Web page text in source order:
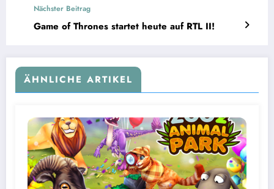
Nächster Beitrag
Game of Thrones startet heute auf RTL II!
ÄHNLICHE ARTIKEL